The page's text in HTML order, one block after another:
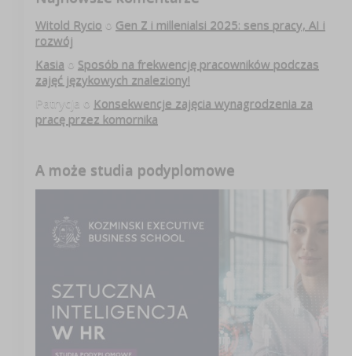
Witold Rycio o Gen Z i millenialsi 2025: sens pracy, AI i
rozwój
Kasia o Sposób na frekwencję pracowników podczas
zajęć językowych znaleziony!
Patrycja o Konsekwencje zajęcia wynagrodzenia za
pracę przez komornika
A może studia podyplomowe